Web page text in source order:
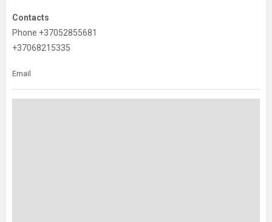
Contacts
Phone +37052855681
+37068215335
Email